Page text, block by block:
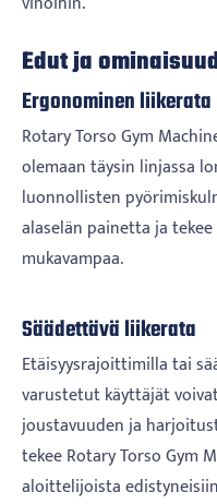
Edut ja
Ergonominen liikerata
Rotary Torso Gym
olemaan täysin linjassa
luonnollisten
alaselän painetta ja
mukavampaa.
Säädettävä liikerata
Etäisyysrajoittimilla tai
varustetut käyttäjät
joustavuuden ja
tekee Rotary Torso Gym
aloittelijoista